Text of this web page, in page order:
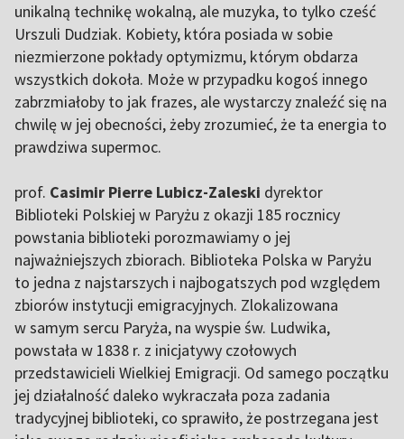
unikalną technikę wokalną, ale muzyka, to tylko cześć
Urszuli Dudziak. Kobiety, która posiada w sobie
niezmierzone pokłady optymizmu, którym obdarza
wszystkich dokoła. Może w przypadku kogoś innego
zabrzmiałoby to jak frazes, ale wystarczy znaleźć się na
chwilę w jej obecności, żeby zrozumieć, że ta energia to
prawdziwa supermoc.
prof. Casimir Pierre Lubicz-Zaleski dyrektor
Biblioteki Polskiej w Paryżu z okazji 185 rocznicy
powstania biblioteki porozmawiamy o jej
najważniejszych zbiorach. Biblioteka Polska w Paryżu
to jedna z najstarszych i najbogatszych pod względem
zbiorów instytucji emigracyjnych. Zlokalizowana
w samym sercu Paryża, na wyspie św. Ludwika,
powstała w 1838 r. z inicjatywy czołowych
przedstawicieli Wielkiej Emigracji. Od samego początku
jej działalność daleko wykraczała poza zadania
tradycyjnej biblioteki, co sprawiło, że postrzegana jest